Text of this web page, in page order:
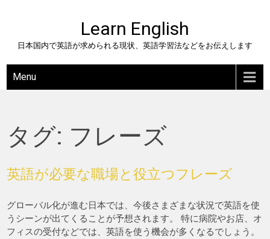
Learn English
日本国内で英語が求められる現状、英語学習法などをお伝えします
Menu
タグ: フレーズ
英語が必要な職場と役立つフレーズ
グローバル化が進む日本では、今後さまざまな状況で英語を使
うシーンが出てくることが予想されます。 特に病院やお店、オ
フィスの受付などでは、英語を使う機会が多くなるでしょう。